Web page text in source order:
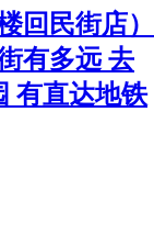
回民街店）
有多远 去
有直达地铁